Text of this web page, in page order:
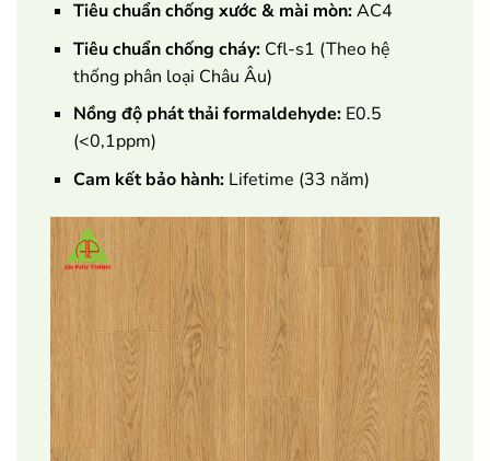
Tiêu chuẩn chống xước & mài mòn:AC4
Tiêu chuẩn chống cháy:Cfl-s1 (Theo hệ
thống phân loại Châu Âu)
Nồng độ phát thải formaldehyde:E0.5
(<0,1ppm)
Cam kết bảo hành:Lifetime (33 năm)